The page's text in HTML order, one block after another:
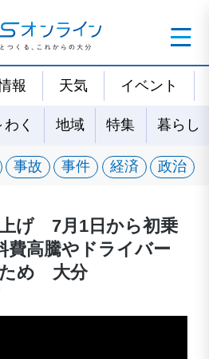
報 天気 イベント
く 地域 特集 暮らし
事故 事件 経済 政治
げ 7月1日から初乗
高騰やドライバー
ため 大分